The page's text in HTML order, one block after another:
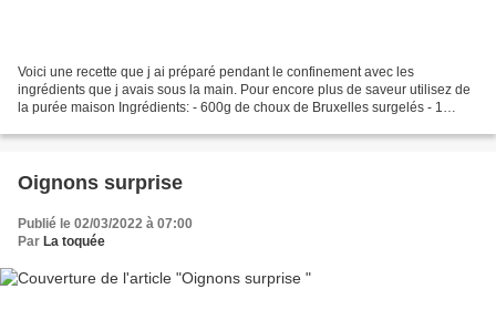
Voici une recette que j ai préparé pendant le confinement avec les
ingrédients que j avais sous la main. Pour encore plus de saveur utilisez de
la purée maison Ingrédients: - 600g de choux de Bruxelles surgelés - 1
Oignons surprise
Publié le 02/03/2022 à 07:00
Par La toquée